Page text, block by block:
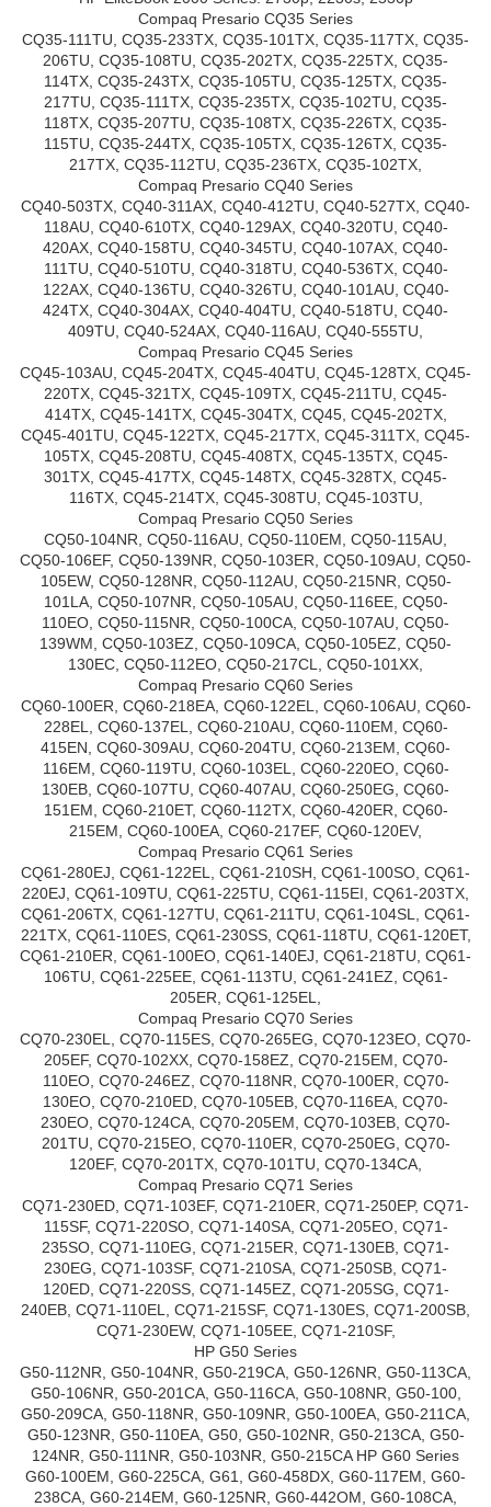
Compaq Presario CQ35 Series
CQ35-111TU, CQ35-233TX, CQ35-101TX, CQ35-117TX, CQ35-
206TU, CQ35-108TU, CQ35-202TX, CQ35-225TX, CQ35-
114TX, CQ35-243TX, CQ35-105TU, CQ35-125TX, CQ35-
217TU, CQ35-111TX, CQ35-235TX, CQ35-102TU, CQ35-
118TX, CQ35-207TU, CQ35-108TX, CQ35-226TX, CQ35-
115TU, CQ35-244TX, CQ35-105TX, CQ35-126TX, CQ35-
217TX, CQ35-112TU, CQ35-236TX, CQ35-102TX,
Compaq Presario CQ40 Series
CQ40-503TX, CQ40-311AX, CQ40-412TU, CQ40-527TX, CQ40-
118AU, CQ40-610TX, CQ40-129AX, CQ40-320TU, CQ40-
420AX, CQ40-158TU, CQ40-345TU, CQ40-107AX, CQ40-
111TU, CQ40-510TU, CQ40-318TU, CQ40-536TX, CQ40-
122AX, CQ40-136TU, CQ40-326TU, CQ40-101AU, CQ40-
424TX, CQ40-304AX, CQ40-404TU, CQ40-518TU, CQ40-
409TU, CQ40-524AX, CQ40-116AU, CQ40-555TU,
Compaq Presario CQ45 Series
CQ45-103AU, CQ45-204TX, CQ45-404TU, CQ45-128TX, CQ45-
220TX, CQ45-321TX, CQ45-109TX, CQ45-211TU, CQ45-
414TX, CQ45-141TX, CQ45-304TX, CQ45, CQ45-202TX,
CQ45-401TU, CQ45-122TX, CQ45-217TX, CQ45-311TX, CQ45-
105TX, CQ45-208TU, CQ45-408TX, CQ45-135TX, CQ45-
301TX, CQ45-417TX, CQ45-148TX, CQ45-328TX, CQ45-
116TX, CQ45-214TX, CQ45-308TU, CQ45-103TU,
Compaq Presario CQ50 Series
CQ50-104NR, CQ50-116AU, CQ50-110EM, CQ50-115AU,
CQ50-106EF, CQ50-139NR, CQ50-103ER, CQ50-109AU, CQ50-
105EW, CQ50-128NR, CQ50-112AU, CQ50-215NR, CQ50-
101LA, CQ50-107NR, CQ50-105AU, CQ50-116EE, CQ50-
110EO, CQ50-115NR, CQ50-100CA, CQ50-107AU, CQ50-
139WM, CQ50-103EZ, CQ50-109CA, CQ50-105EZ, CQ50-
130EC, CQ50-112EO, CQ50-217CL, CQ50-101XX,
Compaq Presario CQ60 Series
CQ60-100ER, CQ60-218EA, CQ60-122EL, CQ60-106AU, CQ60-
228EL, CQ60-137EL, CQ60-210AU, CQ60-110EM, CQ60-
415EN, CQ60-309AU, CQ60-204TU, CQ60-213EM, CQ60-
116EM, CQ60-119TU, CQ60-103EL, CQ60-220EO, CQ60-
130EB, CQ60-107TU, CQ60-407AU, CQ60-250EG, CQ60-
151EM, CQ60-210ET, CQ60-112TX, CQ60-420ER, CQ60-
215EM, CQ60-100EA, CQ60-217EF, CQ60-120EV,
Compaq Presario CQ61 Series
CQ61-280EJ, CQ61-122EL, CQ61-210SH, CQ61-100SO, CQ61-
220EJ, CQ61-109TU, CQ61-225TU, CQ61-115EI, CQ61-203TX,
CQ61-206TX, CQ61-127TU, CQ61-211TU, CQ61-104SL, CQ61-
221TX, CQ61-110ES, CQ61-230SS, CQ61-118TU, CQ61-120ET,
CQ61-210ER, CQ61-100EO, CQ61-140EJ, CQ61-218TU, CQ61-
106TU, CQ61-225EE, CQ61-113TU, CQ61-241EZ, CQ61-
205ER, CQ61-125EL,
Compaq Presario CQ70 Series
CQ70-230EL, CQ70-115ES, CQ70-265EG, CQ70-123EO, CQ70-
205EF, CQ70-102XX, CQ70-158EZ, CQ70-215EM, CQ70-
110EO, CQ70-246EZ, CQ70-118NR, CQ70-100ER, CQ70-
130EO, CQ70-210ED, CQ70-105EB, CQ70-116EA, CQ70-
230EO, CQ70-124CA, CQ70-205EM, CQ70-103EB, CQ70-
201TU, CQ70-215EO, CQ70-110ER, CQ70-250EG, CQ70-
120EF, CQ70-201TX, CQ70-101TU, CQ70-134CA,
Compaq Presario CQ71 Series
CQ71-230ED, CQ71-103EF, CQ71-210ER, CQ71-250EP, CQ71-
115SF, CQ71-220SO, CQ71-140SA, CQ71-205EO, CQ71-
235SO, CQ71-110EG, CQ71-215ER, CQ71-130EB, CQ71-
230EG, CQ71-103SF, CQ71-210SA, CQ71-250SB, CQ71-
120ED, CQ71-220SS, CQ71-145EZ, CQ71-205SG, CQ71-
240EB, CQ71-110EL, CQ71-215SF, CQ71-130ES, CQ71-200SB,
CQ71-230EW, CQ71-105EE, CQ71-210SF,
HP G50 Series
G50-112NR, G50-104NR, G50-219CA, G50-126NR, G50-113CA,
G50-106NR, G50-201CA, G50-116CA, G50-108NR, G50-100,
G50-209CA, G50-118NR, G50-109NR, G50-100EA, G50-211CA,
G50-123NR, G50-110EA, G50, G50-102NR, G50-213CA, G50-
124NR, G50-111NR, G50-103NR, G50-215CA HP G60 Series
G60-100EM, G60-225CA, G61, G60-458DX, G60-117EM, G60-
238CA, G60-214EM, G60-125NR, G60-442OM, G60-108CA,